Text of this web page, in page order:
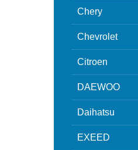
Chery
Chevrolet
Citroen
DAEWOO
Daihatsu
EXEED